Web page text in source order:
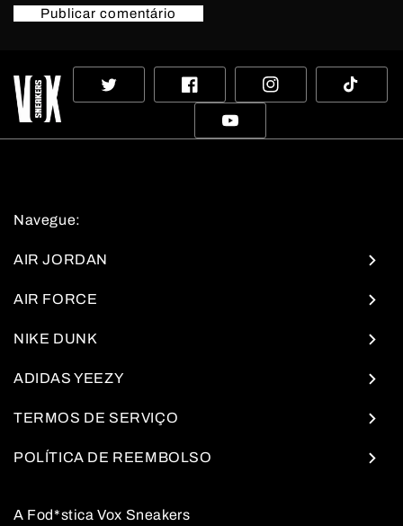
Twitter Facebook Instagram TikTok
YouTube
Navegue:
AIR JORDAN
AIR FORCE
NIKE DUNK
ADIDAS YEEZY
TERMOS DE SERVIÇO
POLÍTICA DE REEMBOLSO
A Fod*stica Vox Sneakers